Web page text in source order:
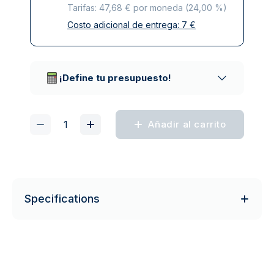
Tarifas: 47,68 € por moneda (24,00 %)
Impuestos incluidos
Costo adicional de entrega: 7 €
¡Define tu presupuesto!
Añadir al carrito
Specifications